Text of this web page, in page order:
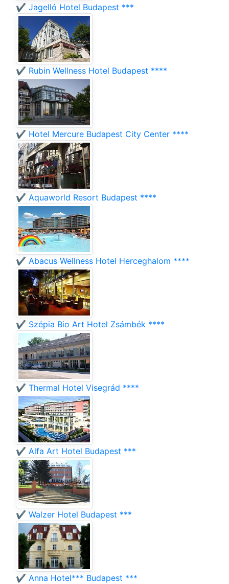
✔️ Jagelló Hotel Budapest ***
✔️ Rubin Wellness Hotel Budapest ****
✔️ Hotel Mercure Budapest City Center ****
✔️ Aquaworld Resort Budapest ****
✔️ Abacus Wellness Hotel Herceghalom ****
✔️ Szépia Bio Art Hotel Zsámbék ****
✔️ Thermal Hotel Visegrád ****
✔️ Alfa Art Hotel Budapest ***
✔️ Walzer Hotel Budapest ***
✔️ Anna Hotel*** Budapest ***